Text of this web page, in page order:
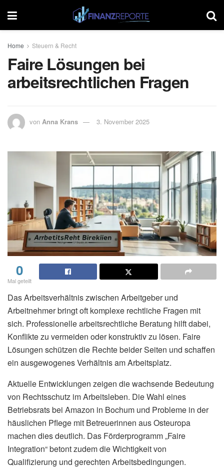
Home Steuern & Recht
Faire Lösungen bei
arbeitsrechtlichen Fragen
von Anna Krans 3. November 2025
0
Mal geteilt
Das Arbeitsverhältnis zwischen Arbeitgeber und
Arbeitnehmer bringt oft komplexe rechtliche Fragen mit
sich. Professionelle arbeitsrechtliche Beratung hilft dabei,
Konflikte zu vermeiden oder konstruktiv zu lösen. Faire
Lösungen schützen die Rechte beider Seiten und schaffen
ein ausgewogenes Verhältnis am Arbeitsplatz.
Aktuelle Entwicklungen zeigen die wachsende Bedeutung
von Rechtsschutz im Arbeitsleben. Die Wahl eines
Betriebsrats bei Amazon in Bochum und Probleme in der
häuslichen Pflege mit Betreuerinnen aus Osteuropa
machen dies deutlich. Das Förderprogramm „Faire
Integration“ betont zudem die Wichtigkeit von
Qualifizierung und gerechten Arbeitsbedingungen.